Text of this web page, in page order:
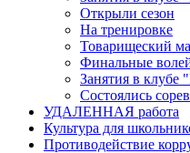
Открыли сезон
На тренировке
Товарищеский
Финальные
Занятия в клубе
Состоялись
УДАЛЕННАЯ работа
Культура для
Противодействие